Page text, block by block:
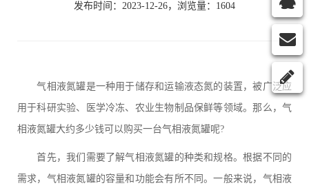
发布时间：2023-12-26，浏览量：1604
气相液氮罐是一种用于储存和运输液态氮的装置，被广泛应
用于科研实验、医学冷冻、农业生物制品保鲜等领域。那么，气
相液氮罐大约多少钱可以购买一台气相液氮罐呢?
首先，我们需要了解气相液氮罐的种类和规格。根据不同的
需求，气相液氮罐的容量和功能会有所不同。一般来说，气相液